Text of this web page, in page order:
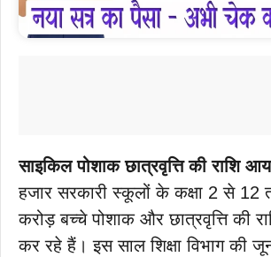
साइकिल पोशाक छात्रवृत्ति की राशि
हजार सरकारी स्कूलों के कक्षा 2 से
करोड़ बच्चे पोशाक और छात्रवृत्ति की
कर रहे हैं। इस साल शिक्षा विभाग की